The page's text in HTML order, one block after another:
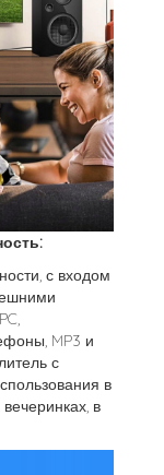
с входом
MP3 и
с
в
в